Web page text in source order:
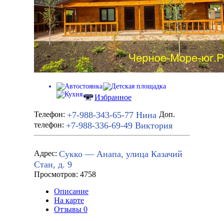
Избранное
Телефон: +7-988-343-65-77 Нина Доп.
телефон: +7-988-336-69-49 Виктория
Адрес: Сукко — Анапа, улица Казачий
Стан, д. 9
Просмотров: 4758
Описание
На карте
Отзывы 0